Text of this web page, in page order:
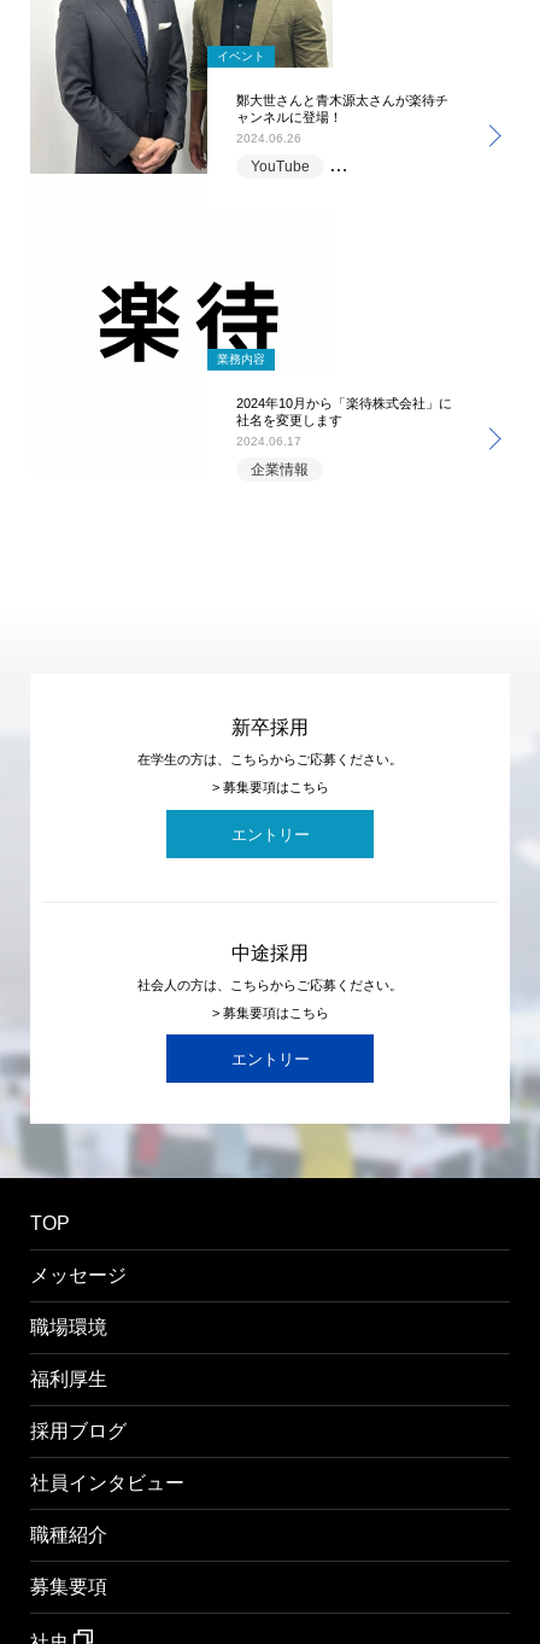
イベント
鄭大世さんと青木源太さんが楽待チ
ャンネルに登場！
2024.06.26
YouTube マーケティング部
業務内容
2024年10月から「楽待株式会社」に
社名を変更します
2024.06.17
企業情報
新卒採用
在学生の方は、こちらからご応募ください。
> 募集要項はこちら
エントリー
中途採用
社会人の方は、こちらからご応募ください。
> 募集要項はこちら
エントリー
TOP
メッセージ
職場環境
福利厚生
採用ブログ
社員インタビュー
職種紹介
募集要項